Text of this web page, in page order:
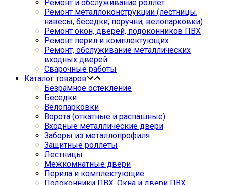
Ремонт и обслуживание роллет
Ремонт металлоконструкции (лестницы,
навесы, беседки, поручни, велопарковки)
Ремонт окон, дверей, подоконников ПВХ
Ремонт перил и комплектующих
Ремонт, обслуживание металлических
входных дверей
Сварочные работы
Каталог товаров
Безрамное остекление
Беседки
Велопарковки
Ворота (откатные и распашные)
Входные металлические двери
Заборы из металлопрофиля
Защитные роллеты
Лестницы
Межкомнатные двери
Перила и комплектующие